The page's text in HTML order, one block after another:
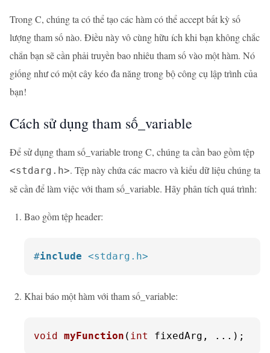
Trong C, chúng ta có thể tạo các hàm có thể accept bất kỳ số
lượng tham số nào. Điều này vô cùng hữu ích khi bạn không chắc
chắn bạn sẽ cần phải truyền bao nhiêu tham số vào một hàm. Nó
giống như có một cây kéo đa năng trong bộ công cụ lập trình của
bạn!
Cách sử dụng tham số_variable
Để sử dụng tham số_variable trong C, chúng ta cần bao gồm tệp
<stdarg.h>. Tệp này chứa các macro và kiểu dữ liệu chúng ta
sẽ cần để làm việc với tham số_variable. Hãy phân tích quá trình:
Bao gồm tệp header:
#include <stdarg.h>
Khai báo một hàm với tham số_variable:
void myFunction ( int fixedArg, ...) ;